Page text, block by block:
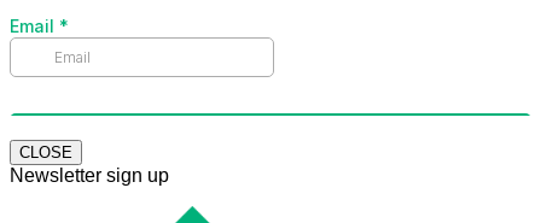
CLOSE
Newsletter sign up